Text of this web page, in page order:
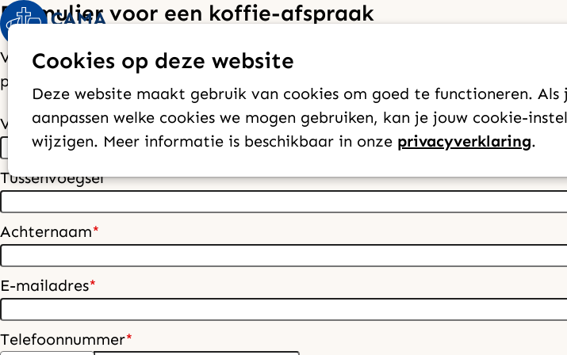
Cookies op deze website
Deze website maakt gebruik van cookies om goed te functioneren. Als
aanpassen welke cookies we mogen gebruiken, kan je jouw cookie-
wijzigen. Meer informatie is beschikbaar in onze privacyverklaring.
Formulier voor een koffie-afspraak
Vul het formulier in en we nemen contact met je op om samen een moment
plannen. We horen graag meer over jouw verlangen voor zending.
Voornaam*
Tussenvoegsel
Achternaam*
E-mailadres*
Telefoonnummer*